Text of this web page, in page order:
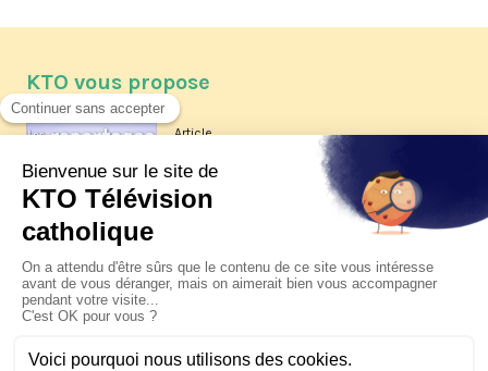
KTO vous propose
Article
Les reportages d'été 2026 de KTO
La visite pastorale du pape Léon
XIV à Assise à suivre sur KTO le
jeudi 6 août
Le pape en Uruguay, Argentine et